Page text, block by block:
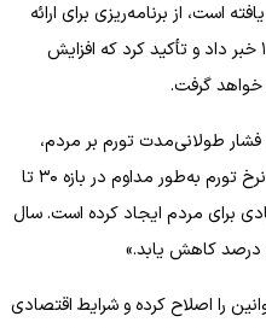
درصد کاهش یافته است، از برنامه‌ریزی برای ارائه
ماهانه کالابرگ الکترونیکی از سال ۱۴۰۴ خبر داد و تأکید کرد که افزایش
خواهد گرفت.
فشار طولانی‌مدت تورم بر مردم،
افزود: «در هفت تا هشت سال گذشته، نرخ تورم به‌طور مداوم در بازه ۳۰ تا
برای مردم ایجاد کرده است. سال
را اصلاح کرده و شرایط اقتصادی